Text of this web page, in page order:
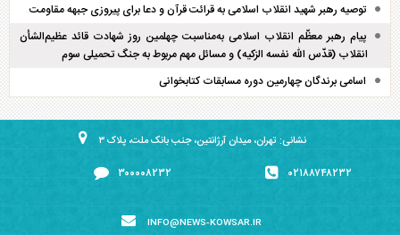
توصیه رهبر شهید انقلاب اسلامی به قرائت قرآن و دعا برای پیروزی جبهه مقاومت
پیام رهبر معظّم انقلاب اسلامی به‌مناسبت چهلمین روز شهادت قائد عظیم‌الشأن
انقلاب (قدّس الله نفسه الزکیه) و مسائل مهم مربوط به جنگ تحمیلی سوم
اسامی برندگان چهارمین دوره مسابقات کتابخوانی
نشانی: تهران، میدان آرژانتین، جنب بانک ملت، پلاک ۳
۰۲۱۸۸۷۴۸۲۳۲ ۳۰۰۰۰۸۲۳۲
INFO@NEWS-KOWSAR.IR